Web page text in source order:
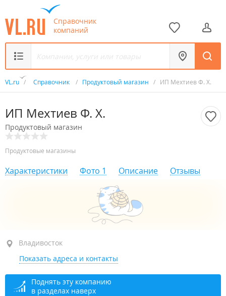
Справочник
компаний
VL.ru / Справочник / Продуктовый магазин / ИП Мехтиев Ф. Х.
ИП Мехтиев Ф. Х.
Продуктовый магазин
Продуктовые магазины
Характеристики Фото 1 Описание Отзывы
ул. Луговая, 68 стр. 3
круглосуточно
Владивосток
Показать адреса и контакты
Поднять эту компанию
в разделах наверх